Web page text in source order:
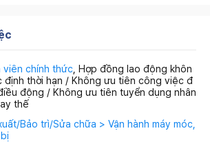
viên chính thức , Hợp đồng lao động khôn
định thời hạn / Không ưu tiên công việc đ
động / Không ưu tiên tuyển dụng nhân
thế
Bảo trì/Sửa chữa > Vận hành máy móc,